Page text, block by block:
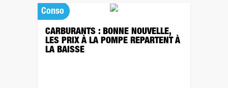
Conso
CARBURANTS : BONNE NOUVELLE,
LES PRIX À LA POMPE REPARTENT À
LA BAISSE